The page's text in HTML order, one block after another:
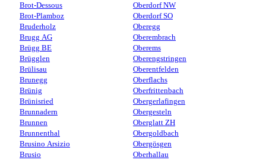
Brot-Dessous
Brot-Plamboz
Bruderholz
Brugg AG
Brügg BE
Brügglen
Brülisau
Brunegg
Brünig
Brünisried
Brunnadern
Brunnen
Brunnenthal
Brusino Arsizio
Brusio
Oberdorf NW
Oberdorf SO
Oberegg
Oberembrach
Oberems
Oberengstringen
Oberentfelden
Oberflachs
Oberfrittenbach
Obergerlafingen
Obergesteln
Oberglatt ZH
Obergoldbach
Obergösgen
Oberhallau